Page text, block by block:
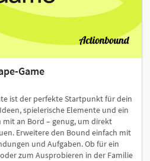
Game
ist der perfekte Startpunkt für dein
spielerische Elemente und ein
mit an Bord – genug, um direkt
Erweitere den Bound einfach mit
und Aufgaben. Ob für ein
zum Ausprobieren in der Familie